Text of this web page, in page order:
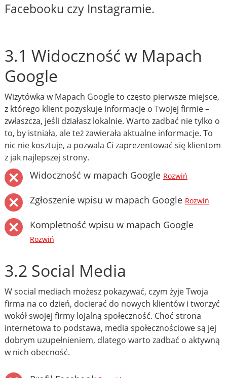
Facebooku czy Instagramie.
3.1 Widoczność w Mapach
Google
Wizytówka w Mapach Google to często pierwsze miejsce,
z którego klient pozyskuje informacje o Twojej firmie –
zwłaszcza, jeśli działasz lokalnie. Warto zadbać nie tylko o
to, by istniała, ale też zawierała aktualne informacje. To
nic nie kosztuje, a pozwala Ci zaprezentować się klientom
z jak najlepszej strony.
Widoczność w mapach Google Rozwiń
Zgłoszenie wpisu w mapach Google Rozwiń
Kompletność wpisu w mapach Google
Rozwiń
3.2 Social Media
W social mediach możesz pokazywać, czym żyje Twoja
firma na co dzień, docierać do nowych klientów i tworzyć
wokół swojej firmy lojalną społeczność. Choć strona
internetowa to podstawa, media społecznościowe są jej
dobrym uzupełnieniem, dlatego warto zadbać o aktywną
w nich obecność.